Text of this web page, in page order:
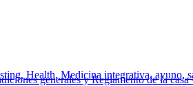
generales y Reglamento de la